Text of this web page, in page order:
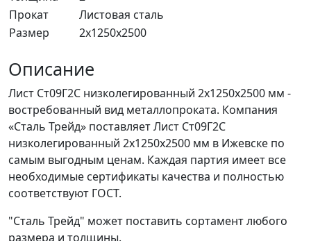
Прокат
Листовая сталь
Размер
2x1250x2500
Описание
Лист Ст09Г2С низколегированный 2x1250x2500 мм -
востребованный вид металлопроката. Компания
«Сталь Трейд» поставляет Лист Ст09Г2С
низколегированный 2x1250x2500 мм в Ижевске по
самым выгодным ценам. Каждая партия имеет все
необходимые сертификаты качества и полностью
соответствуют ГОСТ.
"Сталь Трейд" может поставить сортамент любого
размера и толщины.